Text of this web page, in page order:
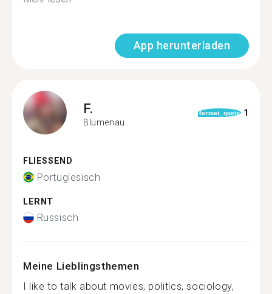
App herunterladen
F.
Blumenau
format_quote 1
FLIESSEND
Portugiesisch
LERNT
Russisch
Meine Lieblingsthemen
I like to talk about movies, politics, sociology,